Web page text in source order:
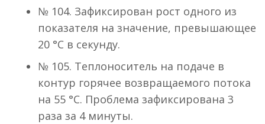
№ 104. Зафиксирован рост одного из
показателя на значение, превышающее
20 °C в секунду.
№ 105. Теплоноситель на подаче в
контур горячее возвращаемого потока
на 55 °C. Проблема зафиксирована 3
раза за 4 минуты.